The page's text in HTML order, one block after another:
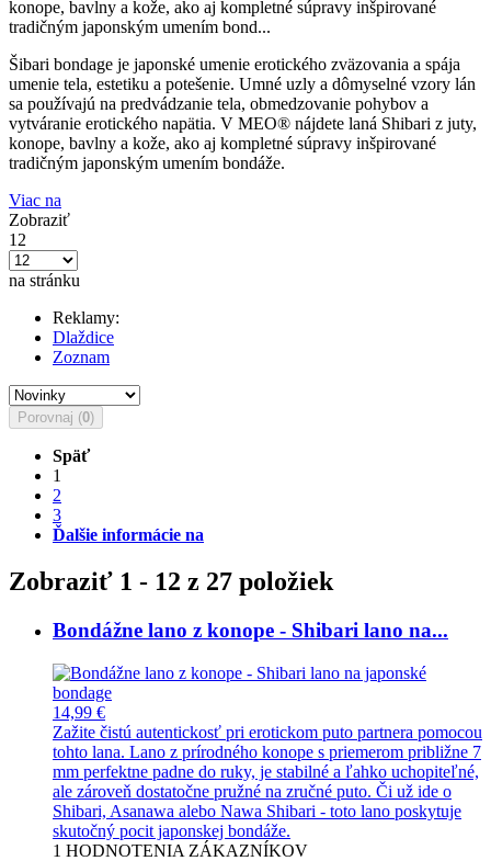
konope, bavlny a kože, ako aj kompletné súpravy inšpirované
tradičným japonským umením bond...
Šibari bondage je japonské umenie erotického zväzovania a spája
umenie tela, estetiku a potešenie. Umné uzly a dômyselné vzory lán
sa používajú na predvádzanie tela, obmedzovanie pohybov a
vytváranie erotického napätia. V MEO® nájdete laná Shibari z juty,
konope, bavlny a kože, ako aj kompletné súpravy inšpirované
tradičným japonským umením bondáže.
Viac na
Zobraziť
12
na stránku
Reklamy:
Dlaždice
Zoznam
Porovnaj (0)
Späť
1
2
3
Ďalšie informácie na
Zobraziť 1 - 12 z 27 položiek
Bondážne lano z konope - Shibari lano na...
14,99 €
Zažite čistú autentickosť pri erotickom puto partnera pomocou
tohto lana. Lano z prírodného konope s priemerom približne 7
mm perfektne padne do ruky, je stabilné a ľahko uchopiteľné,
ale zároveň dostatočne pružné na zručné puto. Či už ide o
Shibari, Asanawa alebo Nawa Shibari - toto lano poskytuje
skutočný pocit japonskej bondáže.
1 HODNOTENIA ZÁKAZNÍKOV